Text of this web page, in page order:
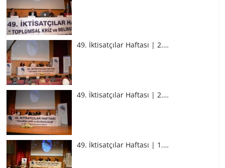
49. İktisatçılar Haftası | 2.…
49. İktisatçılar Haftası | 2.…
49. İktisatçılar Haftası | 1.…